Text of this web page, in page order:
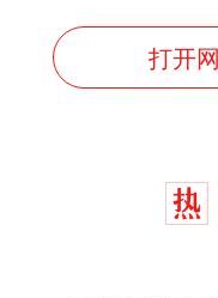
打开